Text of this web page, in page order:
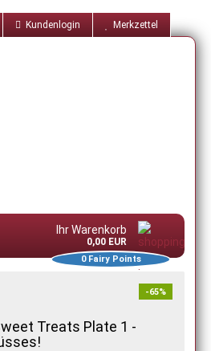
Kundenlogin Merkzettel
Ihr Warenkorb
0,00 EUR
0Fairy Points
-65%
Treats Plate 1 -